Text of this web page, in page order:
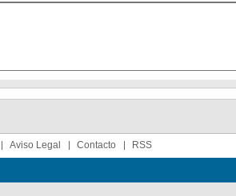
Aviso Legal Contacto RSS